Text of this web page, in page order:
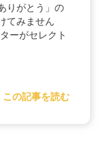
りがとう」の
てみません
ーがセレクト
この記事を読む